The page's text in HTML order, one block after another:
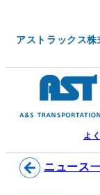
アストラックス株
よ
ニュース